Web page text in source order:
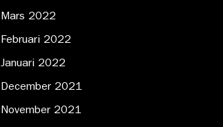
Mars 2022
Februari 2022
Januari 2022
December 2021
November 2021